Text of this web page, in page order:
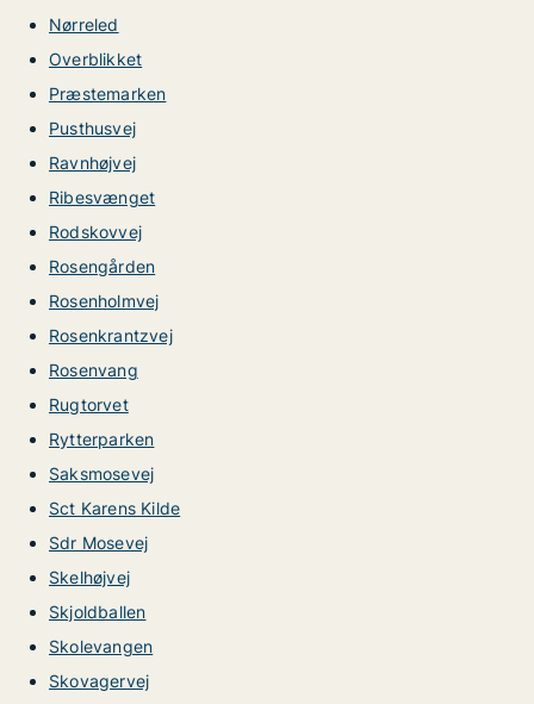
Nørreled
Overblikket
Præstemarken
Pusthusvej
Ravnhøjvej
Ribesvænget
Rodskovvej
Rosengården
Rosenholmvej
Rosenkrantzvej
Rosenvang
Rugtorvet
Rytterparken
Saksmosevej
Sct Karens Kilde
Sdr Mosevej
Skelhøjvej
Skjoldballen
Skolevangen
Skovagervej